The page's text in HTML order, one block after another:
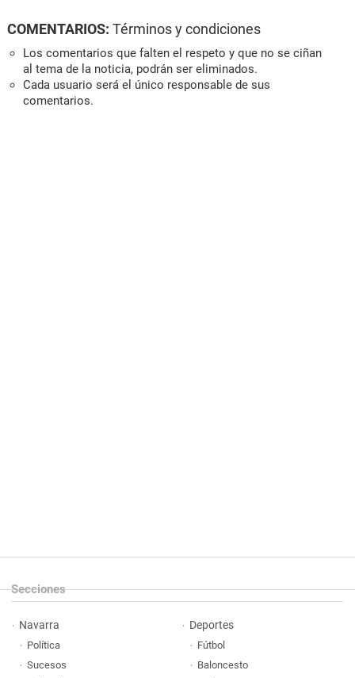
COMENTARIOS: Términos y condiciones
Los comentarios que falten el respeto y que no se ciñan
al tema de la noticia, podrán ser eliminados.
Cada usuario será el único responsable de sus
comentarios.
Secciones
Navarra
Política
Sucesos
Deportes
Fútbol
Baloncesto